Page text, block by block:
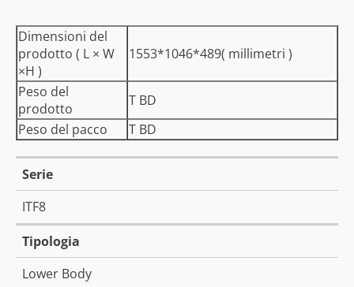
Dimensioni del
prodotto ( L × W
×H )
1553*1046*489( millimetri )
Peso del
prodotto
T BD
Peso del pacco
T BD
Serie
ITF8
Tipologia
Lower Body